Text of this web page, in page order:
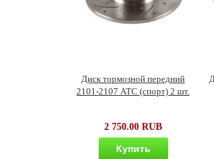
Диск тормозной передний
2101-2107 АТС (спорт) 2 шт.
2 750.00 RUB
Купить